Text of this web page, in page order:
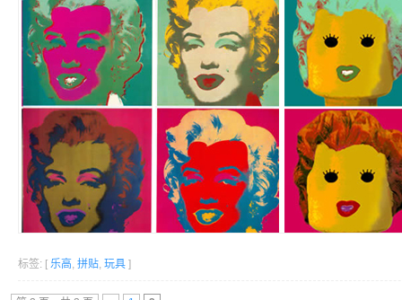
标签: [ 乐高, 拼贴, 玩具 ]